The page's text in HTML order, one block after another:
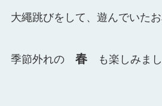
大繩跳びをして、遊んでいた
季節外れの 春も楽しみまし